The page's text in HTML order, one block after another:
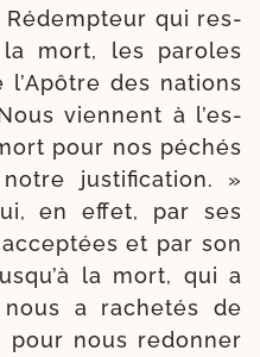
Rédempteur qui res­
mort, les pa­roles
des nations
viennent à l’es­
pour nos péchés
jus­ti­fi­ca­tion. »
en effet, par ses
et par son
la mort, qui a
a rache­tés de
pour nous redon­ner